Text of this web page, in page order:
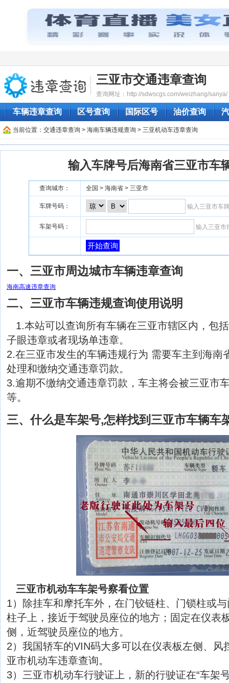
三亚市交通违章查询
查询网址：http://sdwscgs.com/weizhang/sanya/
车辆违章查询 区号查询 国际区号 油价查询
当前位置： 交通违章查询 > 海南车辆违规查询 > 三亚机动车违章查询
输入车牌号后海南省三亚市车
查询城市： 全国 > 海南省 > 三亚市
车牌号码： 输入三亚市车
车架号码： 输入三亚市
开始查询
一、三亚市周边城市车辆违章查询
海南高速违章查询
二、三亚市车辆违规查询使用说明
1.本站可以查询所有车辆在三亚市辖区内，包
子眼违章或者现场单违章。
2.在三亚市发生的车辆违规行为 需要车主到海南
处理和缴纳交通违章罚款。
3.逾期不缴纳交通违章罚款，车主将会被三亚市
等。
三、什么是车架号,怎样找到三亚市车辆车
三亚市机动车车架号察看位置
1）除挂车和摩托车外，在门铰链柱、门锁柱或
柱子上，接近于驾驶员座位的地方；固定在仪表
侧，近驾驶员座位的地方。
2）我国轿车的VIN码大多可以在仪表板左侧、风
亚市机动车违章查询。
3）三亚市机动车行驶证上，新的行驶证在“车架